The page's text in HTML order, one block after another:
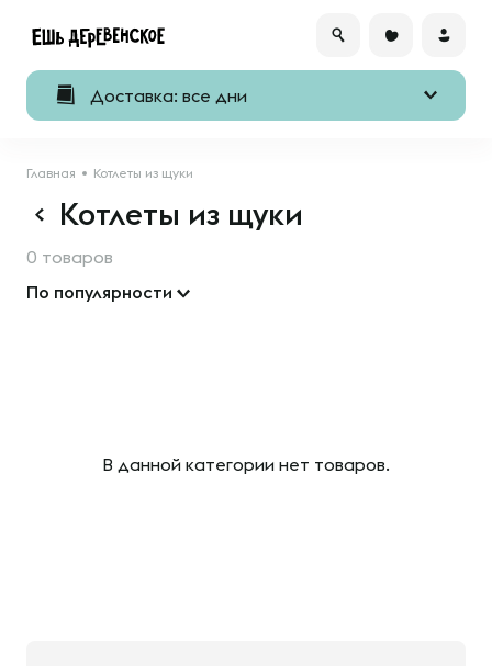
Доставка: все дни
Главная Котлеты из щуки
Котлеты из щуки
0 товаров
По популярности
В данной категории нет товаров.